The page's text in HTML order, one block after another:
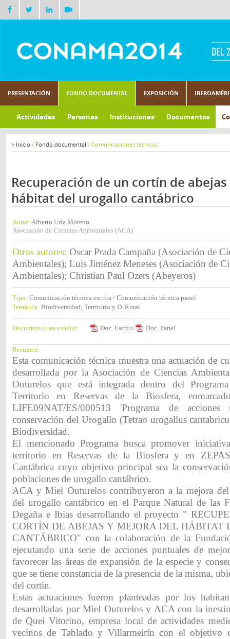
PRESENTACIÓN FONDO DOCUMENTAL EXPOSICIÓN
Actividades Personas Instituciones Documentos
> Inicio / Fondo documental / Comunicaciones técnicas
Recuperación de un cortín de
hábitat del urogallo cantábrico
Autor: Alberto Uría Moreno
Asociación de Ciencias Ambientales (ACA)
Otros autores: Oscar Prada Campaña (Asociación de
Ambientales); Luis Jiménez Meneses (Asociación de
Ambientales); Christian Paul Ozers (Abeyeros)
Tipo: Comunicación técnica escrita / Comunicación técnica panel
Temática: Biodiversidad; Territorio y D. Rural
Documentos asociados: Doc. Escrito Doc. Panel
Resumen:
Esta comunicación técnica muestra una actuación de
desarrollada por la Asociación de Ciencias
Outurelos que está integrada dentro del
Territorio en Reservas de la Biosfera,
LIFE09NAT/ES/000513 'Programa de
conservación del Urogallo (Tetrao urogallus
Biodiversidad.
El mencionado Programa busca promover
territorio en Reservas de la Biosfera y en
Cantábrica cuyo objetivo principal sea la
poblaciones de urogallo cantábrico.
ACA y Miel Outurelos contribuyeron a la mejora del
del urogallo cantábrico en el Parque Natural de las
Degaña e Ibias desarrollando el proyecto "
CORTÍN DE ABEJAS Y MEJORA DEL HÁBITAT
CANTÁBRICO" con la colaboración de la
ejecutando una serie de acciones puntuales de
favorecer las áreas de expansión de la especie y
que se tiene constancia de la presencia de la misma,
del cortín.
Estas actuaciones fueron planteadas por los
desarrolladas por Miel Outurelos y ACA con la
de Quei Vitorino, empresa local de actividades
vecinos de Tablado y Villarmeirín con el objetivo